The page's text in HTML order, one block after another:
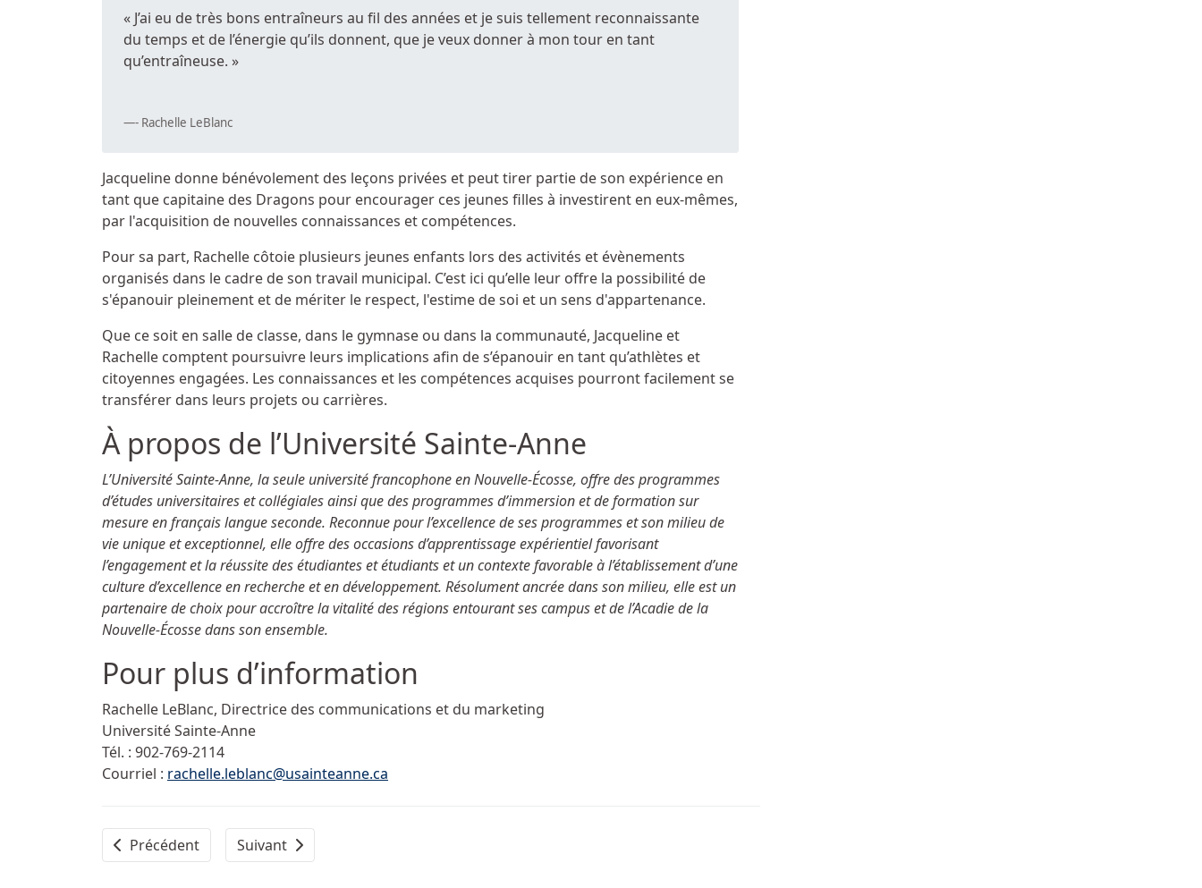
« J’ai eu de très bons entraîneurs au fil des années et je suis tellement reconnaissante
du temps et de l’énergie qu’ils donnent, que je veux donner à mon tour en tant
qu’entraîneuse. »
- Rachelle LeBlanc
Jacqueline donne bénévolement des leçons privées et peut tirer partie de son expérience en
tant que capitaine des Dragons pour encourager ces jeunes filles à investirent en eux-mêmes,
par l'acquisition de nouvelles connaissances et compétences.
Pour sa part, Rachelle côtoie plusieurs jeunes enfants lors des activités et évènements
organisés dans le cadre de son travail municipal. C’est ici qu’elle leur offre la possibilité de
s'épanouir pleinement et de mériter le respect, l'estime de soi et un sens d'appartenance.
Que ce soit en salle de classe, dans le gymnase ou dans la communauté, Jacqueline et
Rachelle comptent poursuivre leurs implications afin de s’épanouir en tant qu’athlètes et
citoyennes engagées. Les connaissances et les compétences acquises pourront facilement se
transférer dans leurs projets ou carrières.
À propos de l’Université Sainte-Anne
L’Université Sainte-Anne, la seule université francophone en Nouvelle-Écosse, offre des programmes
d’études universitaires et collégiales ainsi que des programmes d’immersion et de formation sur
mesure en français langue seconde. Reconnue pour l’excellence de ses programmes et son milieu de
vie unique et exceptionnel, elle offre des occasions d’apprentissage expérientiel favorisant
l’engagement et la réussite des étudiantes et étudiants et un contexte favorable à l’établissement d’une
culture d’excellence en recherche et en développement. Résolument ancrée dans son milieu, elle est un
partenaire de choix pour accroître la vitalité des régions entourant ses campus et de l’Acadie de la
Nouvelle-Écosse dans son ensemble.
Pour plus d’information
Rachelle LeBlanc, Directrice des communications et du marketing
Université Sainte-Anne
Tél. : 902-769-2114
Courriel : rachelle.leblanc@usainteanne.ca
Article précédent : À la découverte de la recherche à l’Université Sainte-Anne - Partie 3 : Développement durable, santé des écosystèmes et secteur
Précédent Article suivant : La recherche à l’Université Sainte-Anne : Jordan Jun Chul Park, professeur au Département des sciences
Suivant